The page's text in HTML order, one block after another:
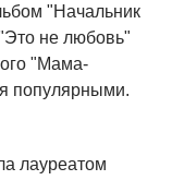
"Начальник
не любовь"
"Мама-
популярными.
лауреатом